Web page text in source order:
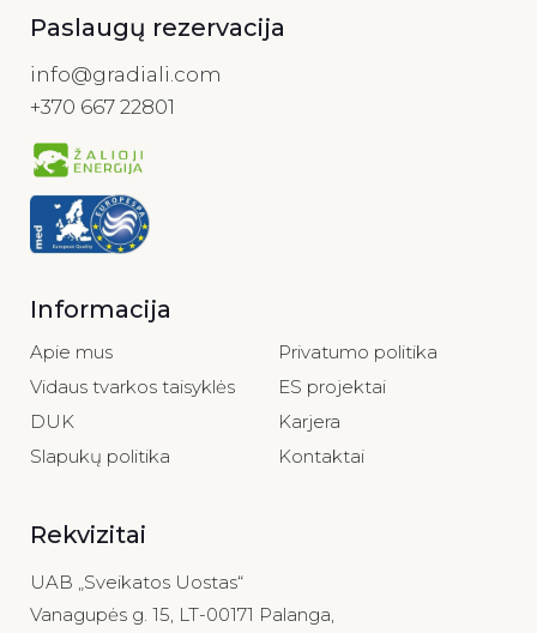
Paslaugų rezervacija
info@gradiali.com
+370 667 22801
Informacija
Apie mus
Vidaus tvarkos taisyklės
DUK
Slapukų politika
Privatumo politika
ES projektai
Karjera
Kontaktai
Rekvizitai
UAB „Sveikatos Uostas“
Vanagupės g. 15, LT-00171 Palanga,